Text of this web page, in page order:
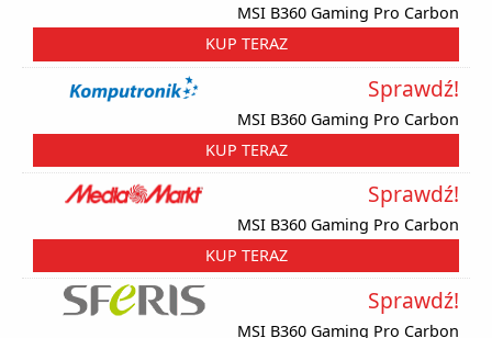
MSI B360 Gaming Pro Carbon
KUP TERAZ
MSI B360 Gaming Pro Carbon
Sprawdź!
KUP TERAZ
MSI B360 Gaming Pro Carbon
Sprawdź!
KUP TERAZ
MSI B360 Gaming Pro Carbon
Sprawdź!